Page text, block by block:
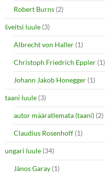
Robert Burns (2)
šveitsi luule (3)
Albrecht von Haller (1)
Christoph Friedrich Eppler (1)
Johann Jakob Honegger (1)
taani luule (3)
autor määratlemata (taani) (2)
Claudius Rosenhoff (1)
ungari luule (34)
János Garay (1)